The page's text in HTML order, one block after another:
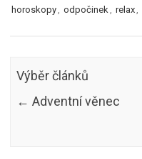
horoskopy
odpočinek relax
Výběr článků
← Adventní věnec